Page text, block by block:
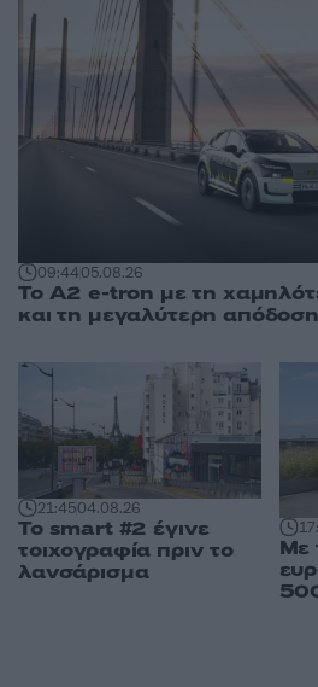
09:4405.08.26
Το A2 e-tron με τη
και τη μεγαλύτερη
21:4504.08.26
Το smart #2 έγινε
τοιχογραφία πριν το
λανσάρισμα
Με